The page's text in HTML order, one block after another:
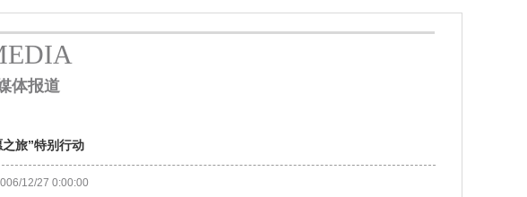
体报道
之旅”特别行动
12/27 0:00:00